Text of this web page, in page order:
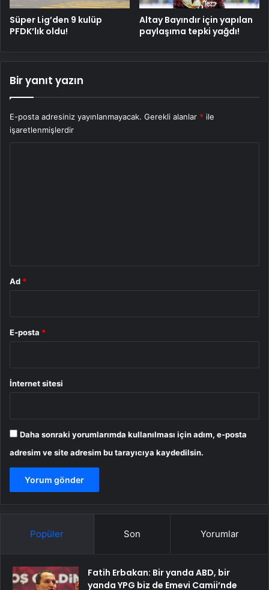
Süper Lig’den 9 kulüp
PFDK’lık oldu!
Altay Bayındır için yapılan
paylaşıma tepki yağdı!
Bir yanıt yazın
E-posta adresiniz yayınlanmayacak. Gerekli alanlar * ile
işaretlenmişlerdir
Ad *
E-posta *
İnternet sitesi
Daha sonraki yorumlarımda kullanılması için adım, e-posta
adresim ve site adresim bu tarayıcıya kaydedilsin.
Popüler Son Yorumlar
Fatih Erbakan: Bir yanda ABD, bir
yanda YPG biz de Emevi Camii’nde